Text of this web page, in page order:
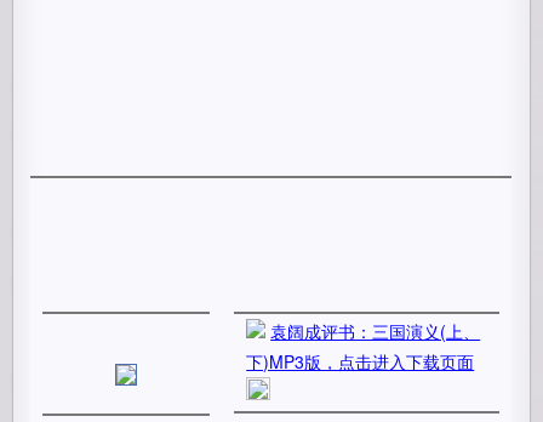
袁阔成评书：三国演义(上、
下)MP3版，点击进入下载页面